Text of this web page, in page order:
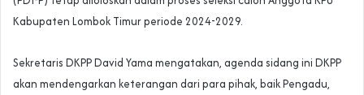
Kabupaten Lombok Timur periode 2024-2029.
Sekretaris DKPP David Yama mengatakan, agenda sidang ini DKPP
akan mendengarkan keterangan dari para pihak, baik Pengadu,